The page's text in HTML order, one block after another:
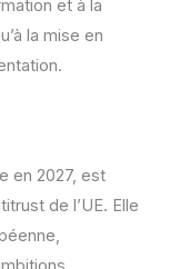
et à la
la mise en
en 2027, est
de l’UE. Elle